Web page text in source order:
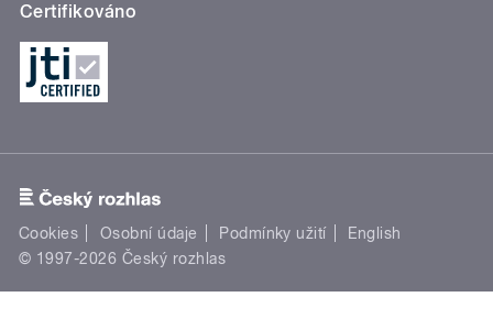
Certifikováno
Cookies Osobní údaje Podmínky užití
English
© 1997-2026 Český rozhlas